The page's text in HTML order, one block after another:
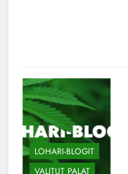
LOHARI-BLOGIT